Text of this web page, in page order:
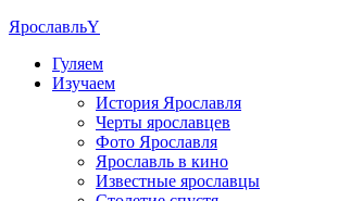
ЯрославльY
Гуляем
Изучаем
История Ярославля
Черты ярославцев
Фото Ярославля
Ярославль в кино
Известные ярославцы